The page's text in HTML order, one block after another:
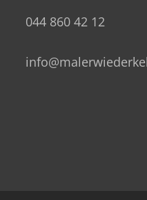
044 860 42 12